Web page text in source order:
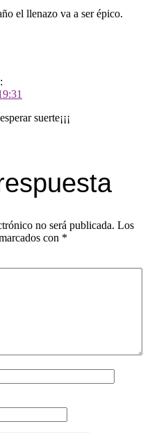
el llenazo va a ser épico.
suerte¡¡¡
no será publicada. Los
con *